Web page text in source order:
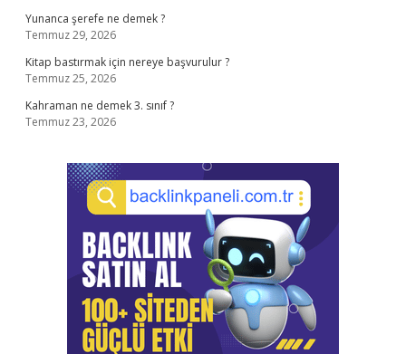
Yunanca şerefe ne demek ?
Temmuz 29, 2026
Kitap bastırmak için nereye başvurulur ?
Temmuz 25, 2026
Kahraman ne demek 3. sınıf ?
Temmuz 23, 2026